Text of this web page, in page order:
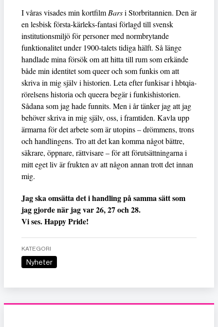
I våras visades min kortfilm Barsi Storbritannien. Den är
en lesbisk första-kärleks-fantasi förlagd till svensk
institutionsmiljö för personer med normbrytande
funktionalitet under 1900-talets tidiga hälft. Så länge
handlade mina försök om att hitta till rum som erkände
både min identitet som queer och som funkis om att
skriva in mig själv i historien. Leta efter funkisar i hbtqia-
rörelsens historia och queera begär i funkishistorien.
Sådana som jag hade funnits. Men i år tänker jag att jag
behöver skriva in mig själv, oss, i framtiden. Kavla upp
ärmarna för det arbete som är utopins – drömmens, trons
och handlingens. Tro att det kan komma något bättre,
säkrare, öppnare, rättvisare – för att förutsättningarna i
mitt eget liv är frukten av att någon annan trott det innan
mig.
Jag ska omsätta det i handling på samma sätt som
jag gjorde när jag var 26, 27 och 28.
Vi ses. Happy Pride!
KATEGORI
Nyheter